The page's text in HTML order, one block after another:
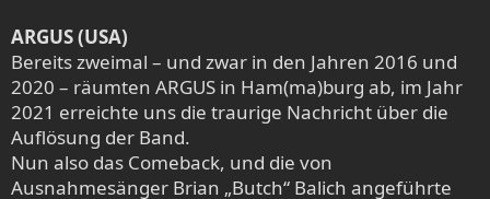
ARGUS (USA)
Bereits zweimal – und zwar in den Jahren 2016 und
2020 – räumten ARGUS in Ham(ma)burg ab, im Jahr
2021 erreichte uns die traurige Nachricht über die
Auflösung der Band.
Nun also das Comeback, und die von
Ausnahmesänger Brian „Butch“ Balich angeführte